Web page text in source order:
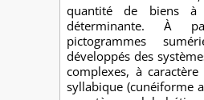
quantité de biens
déterminante. À
pictogrammes
développés des
complexes, à caractère
syllabique (cunéiforme